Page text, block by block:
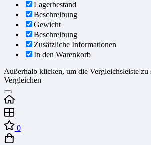
Lagerbestand
Beschreibung
Gewicht
Beschreibung
Zusätzliche Informationen
In den Warenkorb
Außerhalb klicken, um die Vergleichsleiste zu
Vergleichen
0